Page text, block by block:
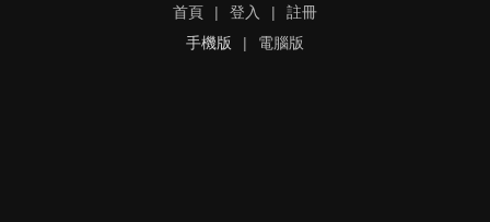
首頁 | 登入 |
註冊
手機版
| 電腦版